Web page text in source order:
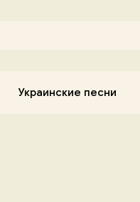
Украинские песни